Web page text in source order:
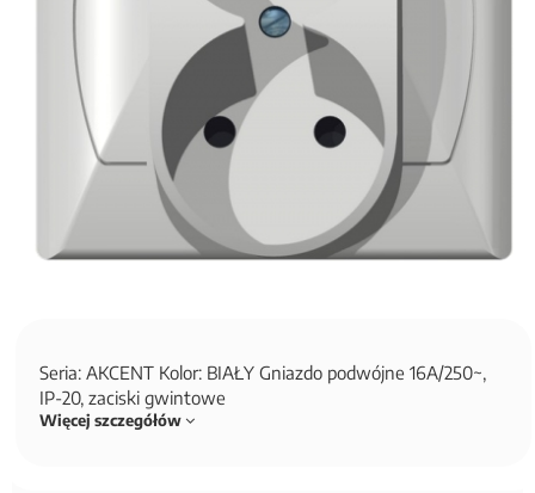
Seria: AKCENT Kolor: BIAŁY Gniazdo podwójne 16A/250~,
IP-20, zaciski gwintowe
Więcej szczegółów